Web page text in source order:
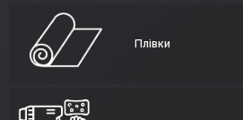
Плівки